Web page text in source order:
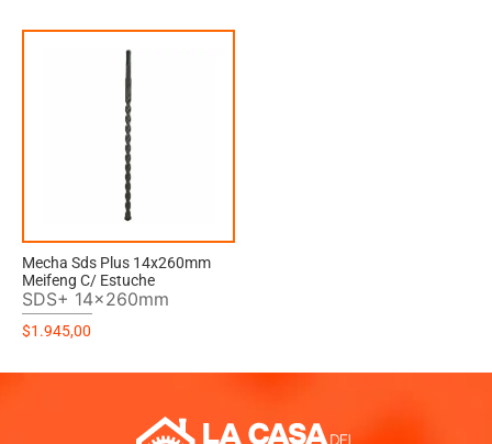
Mecha Sds Plus 14x260mm
Meifeng C/ Estuche
SDS+ 14x260mm
$1.945,00